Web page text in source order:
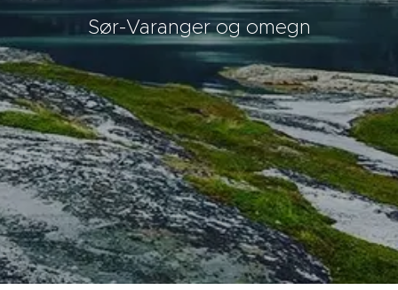
Sør-Varanger og omegn